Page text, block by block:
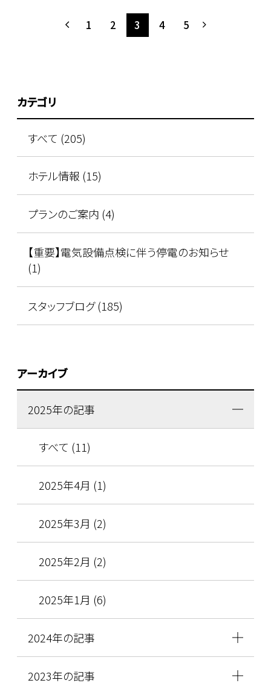
1 2 3 4 5
カテゴリ
すべて (205)
ホテル情報 (15)
プランのご案内 (4)
【重要】電気設備点検に伴う停電のお知らせ
(1)
スタッフブログ (185)
アーカイブ
2025年の記事
すべて (11)
2025年4月 (1)
2025年3月 (2)
2025年2月 (2)
2025年1月 (6)
2024年の記事
2023年の記事